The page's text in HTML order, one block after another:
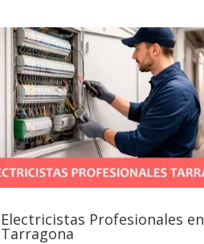
Electricistas Profesionales en
Tarragona